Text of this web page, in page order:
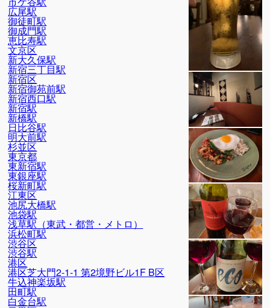
広尾駅
御徒町駅
御成門駅
恵比寿駅
文京区
新大久保駅
新宿三丁目駅
新宿区
新宿御苑前駅
新宿西口駅
新宿駅
新橋駅
日比谷駅
明大前駅
杉並区
東京都
東新宿駅
東銀座駅
桜新町駅
江東区
池尻大橋駅
池袋駅
浅草駅（東武・都営・メトロ）
浜松町駅
渋谷区
渋谷駅
港区
港区芝大門2-1-1 第2境野ビル1F B区
牛込神楽坂駅
田町駅
白金台駅